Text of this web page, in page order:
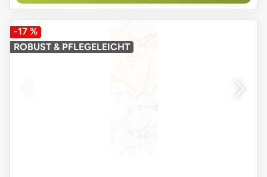
-17 %
ROBUST & PFLEGELEICHT